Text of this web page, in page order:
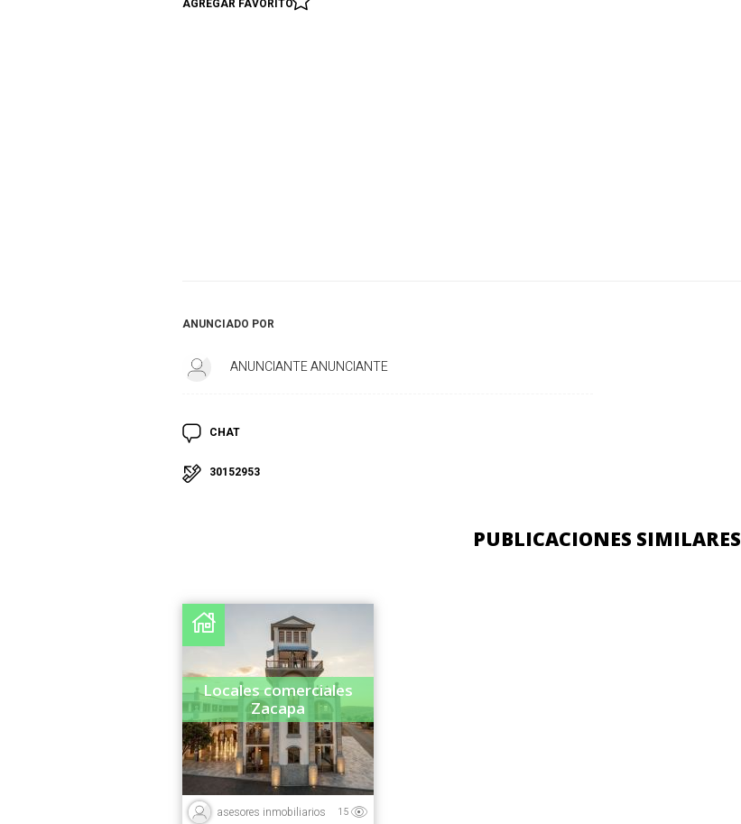
AGREGAR FAVORITO
ANUNCIADO POR
ANUNCIANTE ANUNCIANTE
CHAT
30152953
PUBLICACIONES SIMILARES
Locales comerciales
Zacapa
asesores inmobiliarios 15